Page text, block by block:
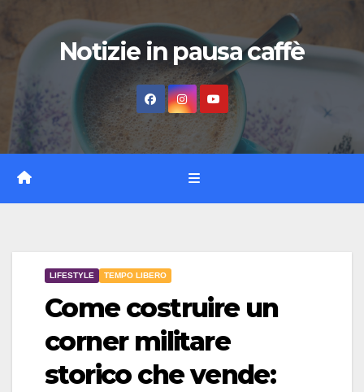
contenuto
Notizie in pausa caffè
LIFESTYLE TEMPO LIBERO
Come costruire un
corner militare
storico che vende: